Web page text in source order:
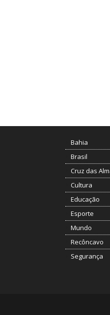
Bahia
Brasil
Cruz das
Cultura
Educação
Esporte
Mundo
Recôncavo
Segurança